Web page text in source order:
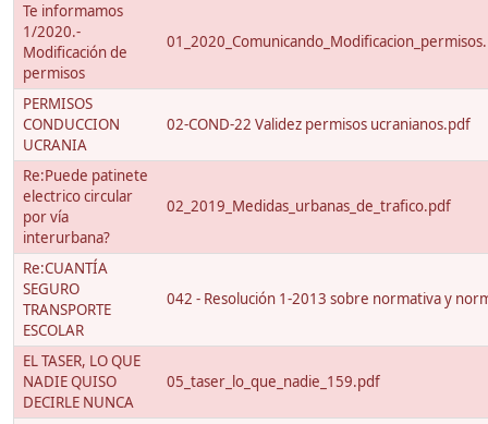
Te informamos
1/2020.-
Modificación de
permisos
PERMISOS
CONDUCCION
UCRANIA
02-COND-22 Validez permisos ucranianos.pdf
Re:Puede patinete
electrico circular
por vía
interurbana?
02_2019_Medidas_urbanas_de_trafico.pdf
Re:CUANTÍA
SEGURO
TRANSPORTE
ESCOLAR
042 - Resolución 1-2013 sobre normativa y
EL TASER, LO QUE
NADIE QUISO
DECIRLE NUNCA
05_taser_lo_que_nadie_159.pdf